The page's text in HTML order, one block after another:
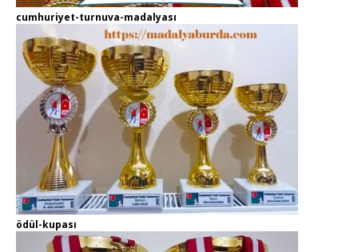
cumhuriyet-turnuva-madalyası
ödül-kupası